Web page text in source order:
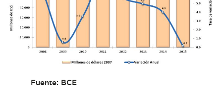
Fuente: BCE